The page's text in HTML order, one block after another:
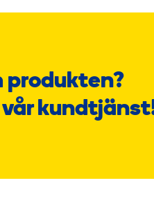
produkten?